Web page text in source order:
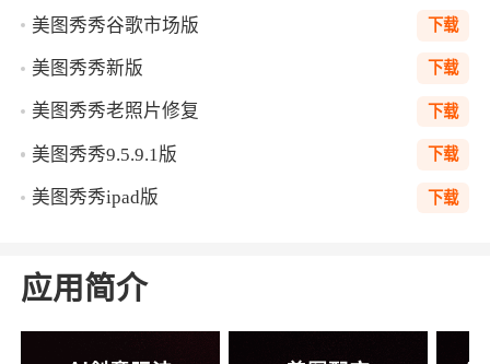
美图秀秀谷歌市场版 下载
美图秀秀新版 下载
美图秀秀老照片修复 下载
美图秀秀9.5.9.1版 下载
美图秀秀ipad版 下载
应用简介